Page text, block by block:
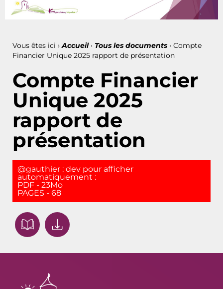
Vous êtes ici › Accueil• Tous les documents • Compte
Financier Unique 2025 rapport de présentation
Compte Financier
Unique 2025
rapport de
présentation
@gauthier : dev pour afficher
automatiquement :
PDF - 23Mo
PAGES - 68